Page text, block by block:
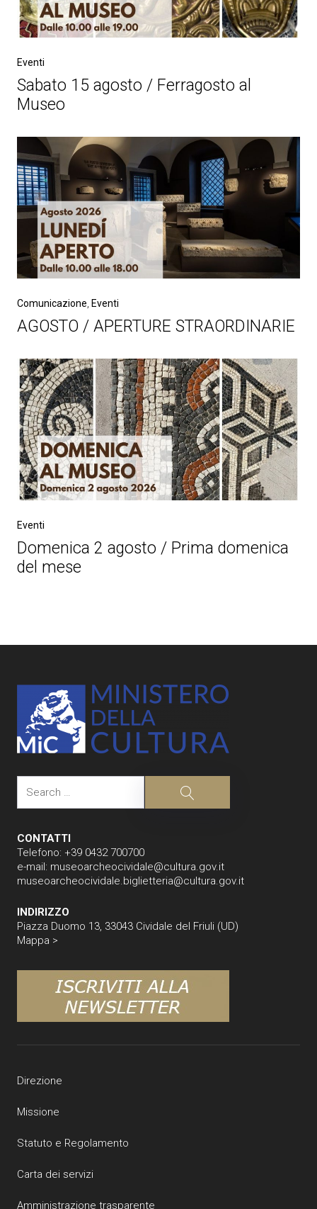
Eventi
Sabato 15 agosto / Ferragosto al
Museo
Comunicazione Eventi
AGOSTO / APERTURE STRAORDINARIE
Eventi
Domenica 2 agosto / Prima domenica
del mese
navigation
Search
CONTATTI
Telefono: +39 0432 700700
e-mail: museoarcheocividale@cultura.gov.it
museoarcheocividale.biglietteria@cultura.gov.it
INDIRIZZO
Piazza Duomo 13, 33043 Cividale del Friuli (UD)
Mappa >
Direzione
Missione
Statuto e Regolamento
Carta dei servizi
Amministrazione trasparente